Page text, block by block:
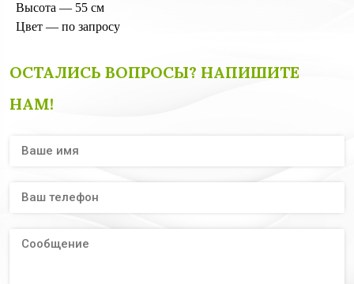
Высота — 55 см
Цвет — по запросу
ОСТАЛИСЬ ВОПРОСЫ? НАПИШИТЕ
НАМ!